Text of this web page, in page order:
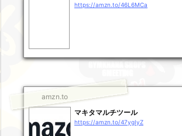
https://amzn.to/46L6MCa
amzn.to
マキタマルチツール
https://amzn.to/47ygIyZ